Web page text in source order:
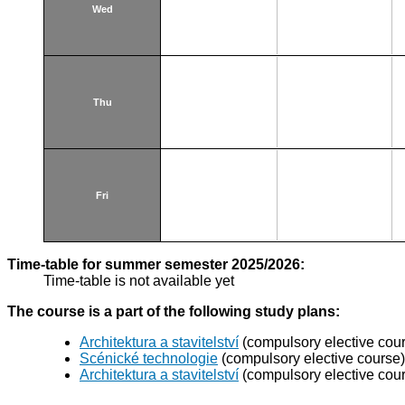
Wed
Thu
Fri
Time-table for summer semester 2025/2026:
Time-table is not available yet
The course is a part of the following study plans:
Architektura a stavitelství (compulsory elective
Scénické technologie (compulsory elective course)
Architektura a stavitelství (compulsory elective